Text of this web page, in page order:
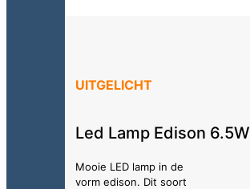
UITGELICHT
Led Lamp Edison 6.5W
Mooie LED lamp in de
vorm edison. Dit soort